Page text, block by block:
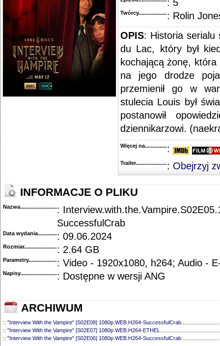
: 5
Twórcy...........................................
: Rolin
OPIS: Historia serialu
du Lac, który był
kochającą żonę,
na jego drodze
przemienił go w
stulecia Louis był
postanowił
dziennikarzowi.
Więcej na........................................
:
Trailer...........................................
: Obejrzyj
INFORMACJE O PLIKU
Nazwa.............................................
:
SuccessfulCrab
Data wydania......................................
: 09.06.2024
Rozmiar...........................................
: 2.64 GB
Parametry.........................................: Video - 1920x1080, h264; Audio -
Napisy............................................: Dostępne w wersji ANG
ARCHIWUM
:: "Interview With the Vampire" [S02E08] 1080p.WEB.H264-SuccessfulCrab
:: "Interview With the Vampire" [S02E07] 1080p.WEB.H264-ETHEL
:: "Interview With the Vampire" [S02E06] 1080p.WEB.H264-SuccessfulCrab